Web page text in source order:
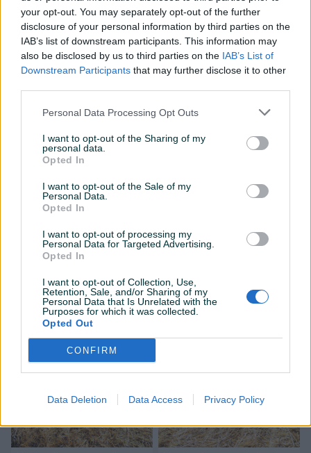
your opt-out. You may separately opt-out of the further
disclosure of your personal information by third parties on the
IAB’s list of downstream participants. This information may
also be disclosed by us to third parties on the IAB’s List of
Downstream Participants that may further disclose it to other
Personal Data Processing Opt Outs
I want to opt-out of the Sharing of my
personal data.
Opted In
I want to opt-out of the Sale of my
Personal Data.
Opted In
I want to opt-out of processing my
Personal Data for Targeted Advertising.
Opted In
I want to opt-out of Collection, Use,
Retention, Sale, and/or Sharing of my
Personal Data that Is Unrelated with the
Purposes for which it was collected.
Opted Out
CONFIRM
Data Deletion Data Access Privacy Policy
EINHELL GE-US 18 LI SOLO
PXC AKU SIJAČ
prije 9 dana
Berilica ili Češalj za branje
borovnica cesalj za
borovnicu,
prije 9 dana
Sjetospremac
Na upit
prije 10 dana
PIK SHOP
Dostupno
Novo
54 KM